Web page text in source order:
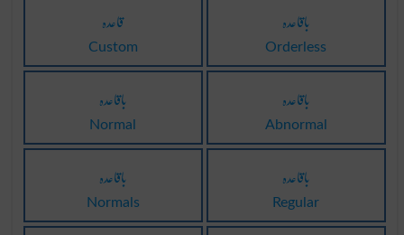
قاعدہ
Custom
باقاعدہ
Orderless
باقاعدہ
Normal
باقاعدہ
Abnormal
باقاعدہ
Normals
باقاعدہ
Regular